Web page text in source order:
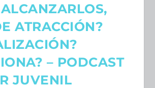
ATRACCIÓN?
– PODCAST
JUVENIL